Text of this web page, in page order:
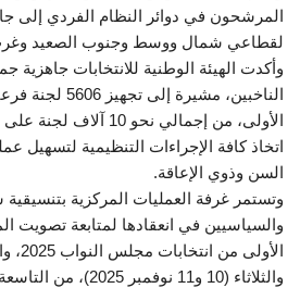
المرشحون في دوائر النظام الفردي إلى
لقطاعي شمال ووسط وجنوب الصعيد وغرب
وأكدت الهيئة الوطنية للانتخابات جاهزية
الناخبين، مشيرة
الأولى، من إجمالي نحو
اتخاذ كافة الإجراءات التنظيمية لتسهيل
السن وذوي الإعاقة.
وتستمر غرفة العمليات المركزية
والسياسيين في انعقادها لمتابعة تصويت
والثلاثاء (10 و11